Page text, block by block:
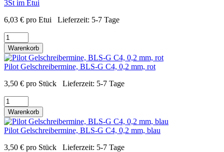
3St im Etui
6,03 € pro Etui Lieferzeit: 5-7 Tage
Warenkorb
Pilot Gelschreibermine, BLS-G C4, 0,2 mm, rot
3,50 € pro Stück Lieferzeit: 5-7 Tage
Warenkorb
Pilot Gelschreibermine, BLS-G C4, 0,2 mm, blau
3,50 € pro Stück Lieferzeit: 5-7 Tage